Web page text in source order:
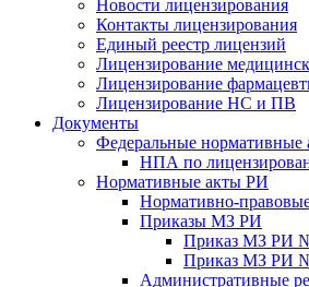
Новости лицензирования
Контакты лицензирования
Единый реестр лицензий
Лицензирование
Лицензирование
Лицензирование НС и ПВ
Документы
Федеральные нормативные
НПА по
Нормативные акты РИ
Нормативно-
Приказы МЗ РИ
Приказ МЗ РИ
Приказ МЗ РИ
Административные